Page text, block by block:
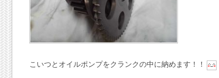
こいつとオイルポンプをクランクの中に納めます！！